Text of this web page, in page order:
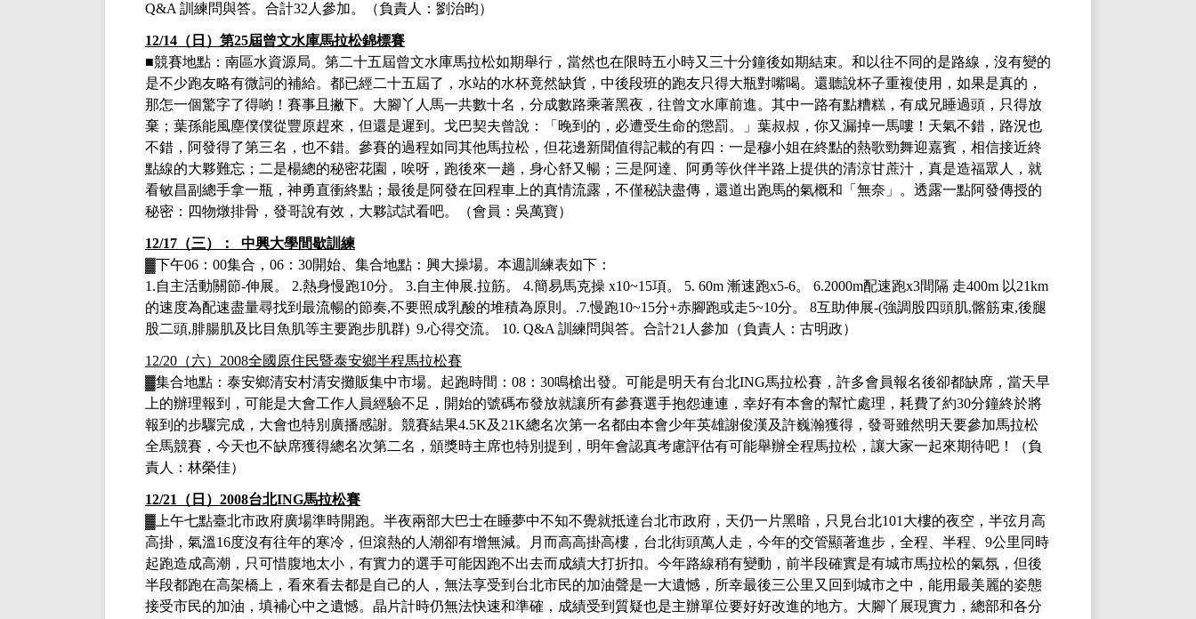
Q&A 訓練問與答。合計32人參加。 （負責人：劉治昀）
12/14（日）第25屆曾文水庫馬拉松錦標賽
■競賽地點：南區水資源局。 第二十五屆曾文水庫馬拉松如期舉行，當然也在限時五小時又三十分鐘後如期結束。和以往不同的是路線，沒有變的
是不少跑友略有微詞的補給。都已經二十五屆了，水站的水杯竟然缺貨，中後段班的跑友只得大瓶對嘴喝。還聽說杯子重複使用，如果是真的，
那怎一個驚字了得喲！賽事且撇下。大腳丫人馬一共數十名，分成數路乘著黑夜，往曾文水庫前進。其中一路有點糟糕，有成兄睡過頭，只得放
棄；葉孫能風塵僕僕從豐原趕來，但還是遲到。戈巴契夫曾說：「晚到的，必遭受生命的懲罰。」葉叔叔，你又漏掉一馬嘍！天氣不錯，路況也
不錯，阿發得了第三名，也不錯。參賽的過程如同其他馬拉松，但花邊新聞值得記載的有四：一是穆小姐在終點的熱歌勁舞迎嘉賓，相信接近終
點線的大夥難忘；二是楊總的秘密花園，唉呀，跑後來一趟，身心舒又暢；三是阿達、阿勇等伙伴半路上提供的清涼甘蔗汁，真是造福眾人，就
看敏昌副總手拿一瓶，神勇直衝終點；最後是阿發在回程車上的真情流露，不僅秘訣盡傳，還道出跑馬的氣概和「無奈」。透露一點阿發傳授的
秘密：四物燉排骨，發哥說有效，大夥試試看吧。（會員：吳萬寶）
12/17（三）： 中興大學間歇訓練
▓下午06：00集合，06：30開始、集合地點：興大操場。 本週訓練表如下 ：
1.自主活動關節-伸展。 2.熱身慢跑10分。 3.自主伸展.拉筋。 4.簡易馬克操 x10~15項。 5. 60m 漸速跑x5-6。 6.2000m配速跑x3間隔 走400m 以21km
的速度為配速盡量尋找到最流暢的節奏,不要照成乳酸的堆積為原則 。 .7.慢跑10~15分+赤腳跑或走5~10分。 8互助伸展-(強調股四頭肌,髂筋束,後腿
股二頭,腓腸肌及比目魚肌等主要跑步肌群) 9.心得交流。 10. Q&A 訓練問與答。合計21人參加（負責人：古明政）
12/20（六）2008全國原住民暨泰安鄉半程馬拉松賽
▓集合地點：泰安鄉清安村清安攤販集中市場。 起跑時間： 08：30鳴槍出發。可能是明天有台北ING馬拉松賽，許多會員報名後卻都缺席，當天早
上的辦理報到，可能是大會工作人員經驗不足，開始的號碼布發放就讓所有參賽選手抱怨連連，幸好有本會的幫忙處理，耗費了約30分鐘終於將
報到的步驟完成，大會也特別廣播感謝。競賽結果4.5K及21K總名次第一名都由本會少年英雄謝俊漢及許巍瀚獲得，發哥雖然明天要參加馬拉松
全馬競賽，今天也不缺席獲得總名次第二名，頒獎時主席也特別提到，明年會認真考慮評估有可能舉辦全程馬拉松，讓大家一起來期待吧！
（負
責人：林榮佳）
12/21（日）2008台北ING馬拉松賽
▓ 上午七點臺北市政府廣場準時開跑。半夜兩部大巴士在睡夢中不知不覺就抵達台北市政府，天仍一片黑暗，只見台北101大樓的夜空，半弦月高
高掛，氣溫16度沒有往年的寒冷，但滾熱的人潮卻有增無減。月而高高掛高樓，台北街頭萬人走，今年的交管顯著進步，全程
半程 9公里 同時
起跑造成高潮，只可惜腹地太小，有實力的選手可能因跑不出去而成績大打折扣。今年路線稍有變動，前半段確實是有城市馬拉松的氣氛，但後
半段都跑在高架橋上，看來看去都是自己的人，無法享受到台北市民的加油聲是一大遺憾，所幸最後三公里又回到城市之中，能用最美麗的姿態
接受市民的加油，填補心中之遺憾。晶片計時仍無法快速和準確，成績受到質疑也是主辦單位要好好改進的地方。大腳丫展現實力，總部和各分